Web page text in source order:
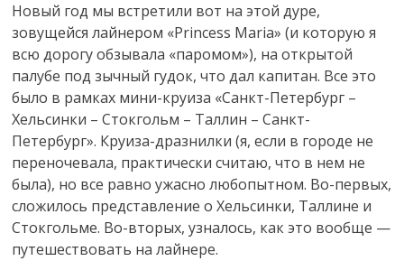
Новый год мы встретили вот на этой дуре,
зовущейся лайнером «Princess Maria» (и которую я
всю дорогу обзывала «паромом»), на открытой
палубе под зычный гудок, что дал капитан. Все это
было в рамках мини-круиза «Санкт-Петербург –
Хельсинки – Стокгольм – Таллин – Санкт-
Петербург». Круиза-дразнилки (я, если в городе не
переночевала, практически считаю, что в нем не
была), но все равно ужасно любопытном. Во-первых,
сложилось представление о Хельсинки, Таллине и
Стокгольме. Во-вторых, узналось, как это вообще —
путешествовать на лайнере.